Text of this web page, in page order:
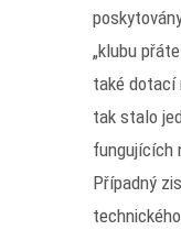
„klubu
také dotací
tak stalo
fungujících
Případný